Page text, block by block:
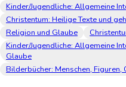
Kinder/Jugendliche: Allgemeine
Christentum: Heilige Texte und
Religion und Glaube
Kinder/Jugendliche: Allgemeine
Glaube
Bilderbücher: Menschen, Figuren,